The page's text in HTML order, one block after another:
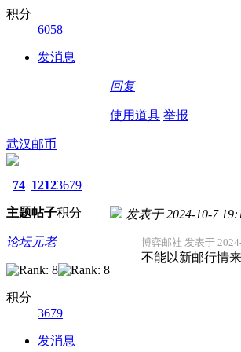
积分
6058
发消息
回复
使用道具 举报
武汉邮币
74
主题
1212
帖子
3679
积分
论坛元老
积分
3679
发消息
发表于 2024-10-7
博弈邮社 发表于
不能以新邮行情